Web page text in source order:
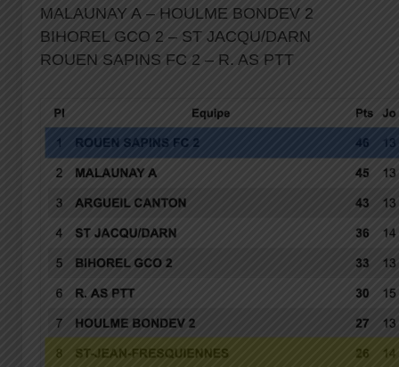
MALAUNAY A – HOULME BONDEV 2
BIHOREL GCO 2 – ST JACQU/DARN
ROUEN SAPINS FC 2 – R. AS PTT